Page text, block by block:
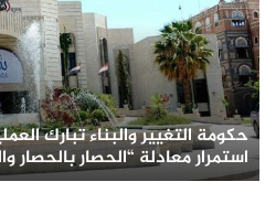
حكومة التغيير والبناء تبارك
استمرار معادلة “الحصار بالحصار